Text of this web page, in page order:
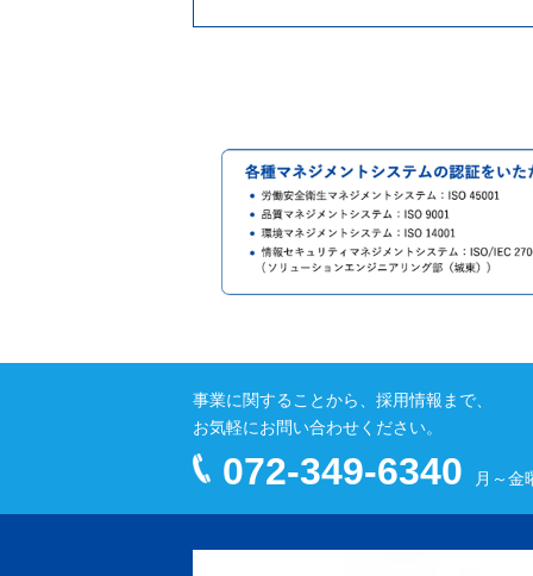
事業に関することから、採用情報まで、
お気軽にお問い合わせください。
072-349-6340 月～金